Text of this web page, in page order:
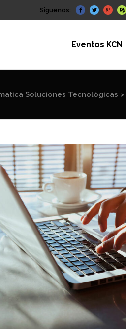
Siguenos:
Eventos KCN
Soluciones Tecnológicas >